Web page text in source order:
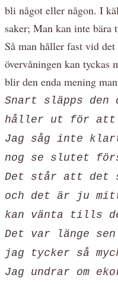
bli något eller någon. I
saker; Man kan inte bära
Så man håller fast vid
övervåningen kan tyckas
blir den enda mening
Snart släpps
håller ut för att
Jag såg inte
nog se slutet
Det står att det
och det är ju
kan vänta tills
Det var länge
jag tycker så
Jag undrar om